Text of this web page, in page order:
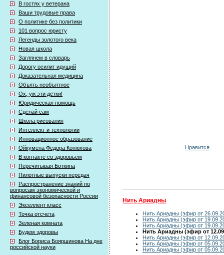
В гостях у ветерана
Ваши трудовые права
О политике без политики
101 вопрос юристу
Легенды золотого века
Новая школа
Заглянем в словарь
Дорогу осилит идущий
Доказательная медицина
Объять необъятное
Ох, уж эти детки!
Юридическая помощь
Сделай сам
Школа рисования
Интеллект и технологии
Инновационное образование
Ойкумена Федора Конюхова
В контакте со здоровьем
Перечитывая Боткина
Пилотные выпуски передач
Распространение знаний по
вопросам экономической и
финансовой безопасности России
Экселлент класс
Точка отсчета
Зеленая комната
Будем здоровы
Блог Бориса Бояршинова На дне
российской науки
Нравится
Нить Ариадны
Нить Ариадны (эфир от
Нить Ариадны (эфир от
Нить Ариадны (эфир от
Нить Ариадны (эфир от
Нить Ариадны (эфир от
Нить Ариадны (эфир от
Нить Ариадны (эфир от